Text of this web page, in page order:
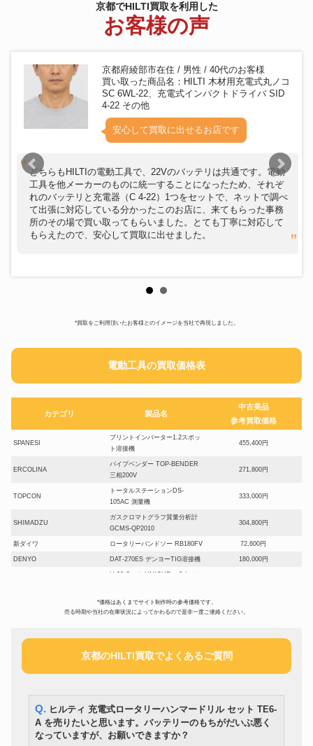
京都でHILTI買取を利用した
お客様の声
京都府綾部市在住 / 男性 / 40代のお客様
買い取った商品名：HILTI 木材用充電式丸ノコ
SC 6WL-22、充電式インパクトドライバ SID
4-22 その他
安心して買取に出せるお店です
どちらもHILTIの電動工具で、22Vのバッテリは共通です。電動
工具を他メーカーのものに統一することになったため、それぞ
れのバッテリと充電器（C 4-22）1つをセットで、ネットで調べ
て出張に対応している分かったこのお店に、来てもらった事務
所のその場で買い取ってもらいました。とても丁寧に対応して
もらえたので、安心して買取に出せました。
*買取をご利用頂いたお客様とのイメージを当社で再現しました。
電動工具の買取価格表
カテゴリ 製品名
中古美品
参考買取価格
SPANESI
プリントインバーター1.2スポッ
ト溶接機
455,400円
ERCOLINA
パイプベンダー TOP-BENDER
三相200V
271,800円
TOPCON
トータルステーションDS-
105AC 測量機
333,000円
SHIMADZU
ガスクロマトグラフ質量分析計
GCMS-QP2010
304,800円
新ダイワ ロータリーバンドソー RB180FV 72,600円
DENYO DAT-270ES デンヨーTIG溶接機 180,000円
U-32 S・Ⅱ UNIQUE 卓上 バ
バッテリーハンマードリル
GBH36V-LIN2
Asada
充電式コンビハンマードリル
工具 K-300ENV
307,200円
190mmスライドマルノコ/レーザ
ー・LEDライト付
*価格はあくまでサイト制作時の参考価格です。
売る時期や当社の在庫状況によってかわるので是非一度ご連絡ください。
京都のHILTI買取でよくあるご質問
Q. ヒルティ 充電式ロータリーハンマードリル セット TE6-
A を売りたいと思います。バッテリーのもちがだいぶ悪く
なっていますが、お願いできますか？